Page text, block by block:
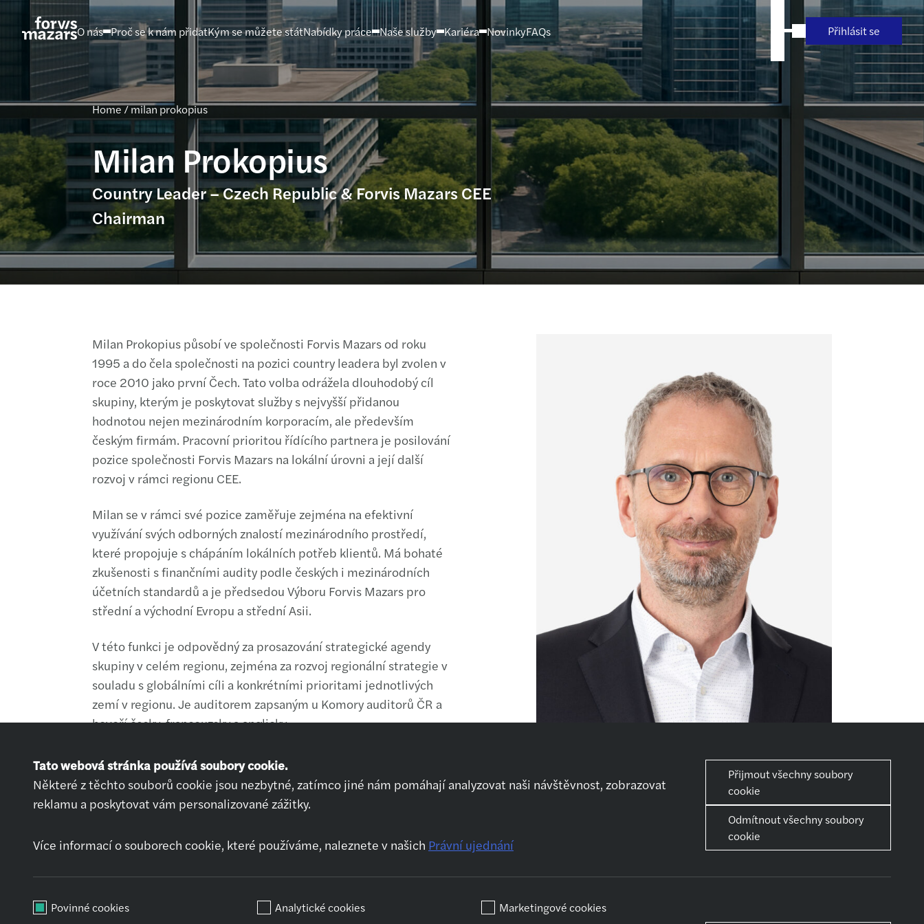
O nás Proč se k nám přidatKým se můžete státNabídky práce Naše služby Kariéra NovinkyFAQs Přihlásit se
Home/milan prokopius
Milan Prokopius
Country Leader – Czech Republic & Forvis Mazars CEE
Chairman
Milan Prokopius působí ve společnosti Forvis Mazars od roku
1995 a do čela společnosti na pozici country leadera byl zvolen v
roce 2010 jako první Čech. Tato volba odrážela dlouhodobý cíl
skupiny, kterým je poskytovat služby s nejvyšší přidanou
hodnotou nejen mezinárodním korporacím, ale především
českým firmám. Pracovní prioritou řídícího partnera je posilování
pozice společnosti Forvis Mazars na lokální úrovni a její další
rozvoj v rámci regionu CEE.
Milan se v rámci své pozice zaměřuje zejména na efektivní
využívání svých odborných znalostí mezinárodního prostředí,
které propojuje s chápáním lokálních potřeb klientů. Má bohaté
zkušenosti s finančními audity podle českých i mezinárodních
účetních standardů a je předsedou Výboru Forvis Mazars pro
střední a východní Evropu a střední Asii.
V této funkci je odpovědný za prosazování strategické agendy
skupiny v celém regionu, zejména za rozvoj regionální strategie v
souladu s globálními cíli a konkrétními prioritami jednotlivých
zemí v regionu. Je auditorem zapsaným u Komory auditorů ČR a
hovoří česky, francouzsky a anglicky.
Přihlásit se
Chci pracovat
Jak se připravit na
O nás
pohovor
Audit
Daňové poradenství
Outsourcing
poradenství
Pomůžeme ti se
Práce a volný čas
Sdílet
Tato webová stránka používá soubory cookie.
Některé z těchto souborů cookie jsou nezbytné, zatímco jiné nám pomáhají analyzovat naši návštěvnost, zobrazovat
reklamu a poskytovat vám personalizované zážitky.
Více informací o souborech cookie, které používáme, naleznete v našich Právní ujednání
Přijmout všechny soubory
cookie
Odmítnout všechny soubory
cookie
Povinné cookies Analytické cookies Marketingové cookies